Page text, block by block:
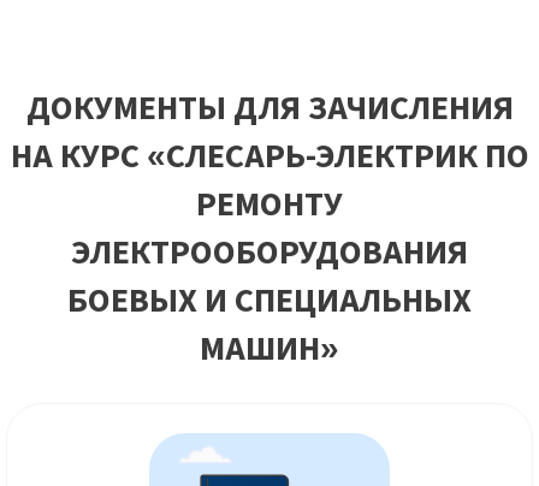
ДОКУМЕНТЫ ДЛЯ ЗАЧИСЛЕНИЯ
НА КУРС «СЛЕСАРЬ-ЭЛЕКТРИК ПО
РЕМОНТУ
ЭЛЕКТРООБОРУДОВАНИЯ
БОЕВЫХ И СПЕЦИАЛЬНЫХ
МАШИН»